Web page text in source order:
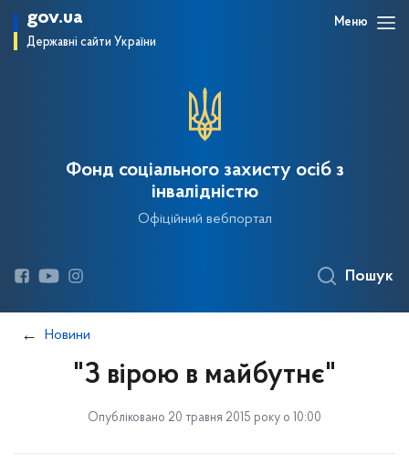
gov.ua
Державні сайти України
Меню
Фонд соціального захисту осіб з
інвалідністю
Офіційний вебпортал
Пошук
Новини
"З вірою в майбутнє"
Опубліковано 20 травня 2015 року о 10:00